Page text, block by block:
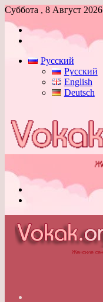
Суббота , 8 Август 2026
Войти
Русский
Русский
English
Deutsch